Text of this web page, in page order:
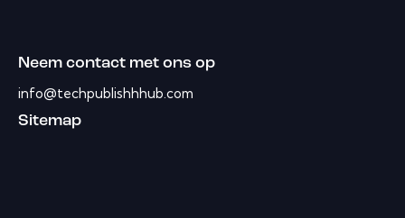
Neem contact met ons op
info@techpublishhhub.com
Sitemap